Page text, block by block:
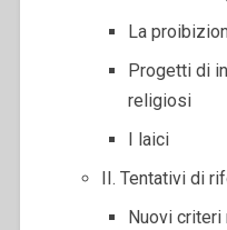
La
Progetti di
religiosi
I laici
II. Tentativi di
Nuovi